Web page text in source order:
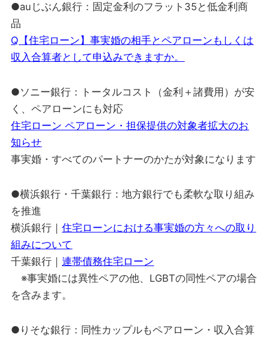
●auじぶん銀行：固定金利のフラット35と低金利商
品
Q【住宅ローン】事実婚の相手とペアローンもしくは
収入合算者として申込みできますか。
●ソニー銀行：トータルコスト（金利＋諸費用）が安
く、ペアローンにも対応
住宅ローン ペアローン・担保提供の対象者拡大のお
知らせ
事実婚・すべてのパートナーのかたが対象になります
●横浜銀行・千葉銀行：地方銀行でも柔軟な取り組み
を推進
横浜銀行｜住宅ローンにおける事実婚の方々への取り
組みについて
千葉銀行｜連帯債務住宅ローン
※事実婚には異性ペアの他、LGBTの同性ペアの場合
を含みます。
●りそな銀行：同性カップルもペアローン・収入合算